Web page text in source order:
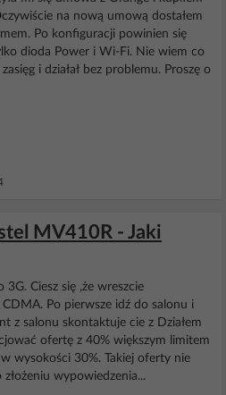
na nową umową dostałem
Po konfiguracji powinien się
dioda Power i Wi-Fi. Nie wiem co
i działał bez problemu. Proszę o
MV410R - Jaki
3G. Ciesz się ,że wreszcie
Po pierwsze idź do salonu i
z salonu skontaktuje cie z Działem
ofertę z 40% większym limitem
wysokości 30%. Takiej oferty nie
wypowiedzenia...